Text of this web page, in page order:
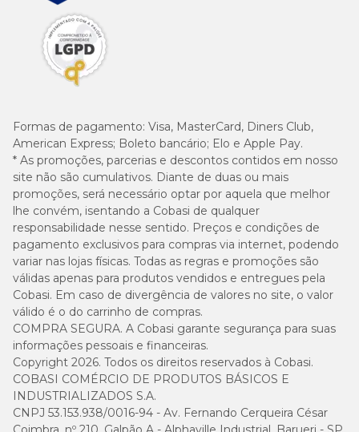
Formas de pagamento: Visa, MasterCard, Diners Club,
American Express; Boleto bancário; Elo e Apple Pay.
* As promoções, parcerias e descontos contidos em nosso
site não são cumulativos. Diante de duas ou mais
promoções, será necessário optar por aquela que melhor
lhe convém, isentando a Cobasi de qualquer
responsabilidade nesse sentido. Preços e condições de
pagamento exclusivos para compras via internet, podendo
variar nas lojas físicas. Todas as regras e promoções são
válidas apenas para produtos vendidos e entregues pela
Cobasi. Em caso de divergência de valores no site, o valor
válido é o do carrinho de compras.
COMPRA SEGURA. A Cobasi garante segurança para suas
informações pessoais e financeiras.
Copyright 2026. Todos os direitos reservados à Cobasi.
COBASI COMÉRCIO DE PRODUTOS BÁSICOS E
INDUSTRIALIZADOS S.A.
CNPJ 53.153.938/0016-94 - Av. Fernando Cerqueira César